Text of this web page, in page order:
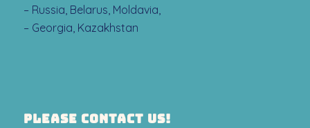
– Russia, Belarus, Moldavia,
– Georgia, Kazakhstan
PLEASE CONTACT US!